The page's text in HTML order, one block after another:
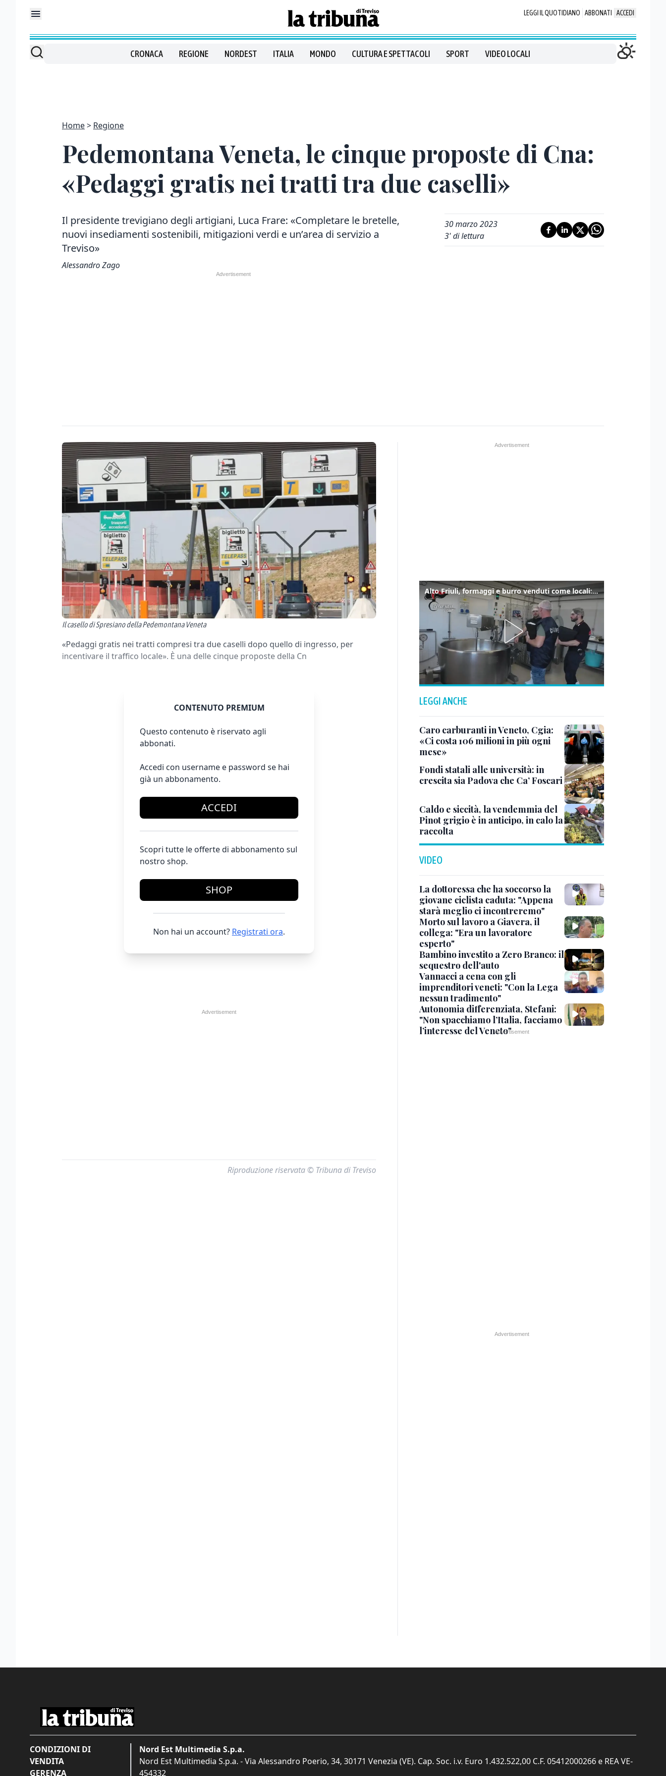
LEGGI IL QUOTIDIANO ABBONATI ACCEDI
CRONACA REGIONE NORDEST ITALIA MONDO CULTURA E SPETTACOLI SPORT VIDEO LOCALI
Home Regione
Pedemontana Veneta, le cinque proposte di Cna:
«Pedaggi gratis nei tratti tra due caselli»
Il presidente trevigiano degli artigiani, Luca Frare: «Completare le bretelle,
nuovi insediamenti sostenibili, mitigazioni verdi e un’area di servizio a
Treviso»
Alessandro Zago
30 marzo 2023
3' di lettura
Il casello di Spresiano della Pedemontana Veneta
«Pedaggi gratis nei tratti compresi tra due caselli dopo quello di ingresso, per
incentivare il traffico locale». È una delle cinque proposte della Cn
CONTENUTO PREMIUM
Questo contenuto è riservato agli
abbonati.
Accedi con username e password se hai
già un abbonamento.
ACCEDI
Scopri tutte le offerte di abbonamento sul
nostro shop.
SHOP
Non hai un account? Registrati ora.
Riproduzione riservata © Tribuna di Treviso
Alto Friuli, formaggi e burro venduti come locali: nei prodotti latte da fuori regione e dall’estero
LEGGI ANCHE
Caro carburanti in Veneto, Cgia:
«Ci costa 106 milioni in più ogni
mese»
Fondi statali alle università: in
crescita sia Padova che Ca’ Foscari
Caldo e siccità, la vendemmia del
Pinot grigio è in anticipo, in calo la
raccolta
VIDEO
La dottoressa che ha soccorso la
giovane ciclista caduta: "Appena
starà meglio ci incontreremo"
Morto sul lavoro a Giavera, il
collega: "Era un lavoratore
esperto"
Bambino investito a Zero Branco: il
sequestro dell'auto
Vannacci a cena con gli
imprenditori veneti: "Con la Lega
nessun tradimento"
Autonomia differenziata, Stefani:
"Non spacchiamo l’Italia, facciamo
l’interesse del Veneto"
CONDIZIONI DI
VENDITA
GERENZA
Nord Est Multimedia S.p.a.
Nord Est Multimedia S.p.a. - Via Alessandro Poerio, 34, 30171 Venezia (VE). Cap. Soc. i.v. Euro 1.432.522,00 C.F. 05412000266 e REA VE-
454332